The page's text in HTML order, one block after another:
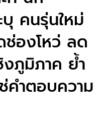
คนรุ่นใหม่
องโหว่ ลด
งภูมิภาค ย้ำ
คำตอบความ